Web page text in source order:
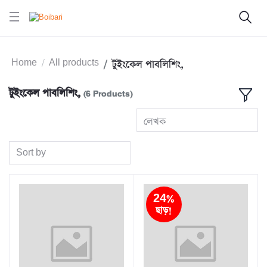
Home All products টুইংকেল পাবলিশিং,
টুইংকেল পাবলিশিং, (6 Products)
লেখক
Sort by
24%
ছাড়!